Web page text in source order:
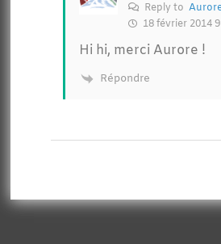
Reply to
18 février 2014
Hi hi, merci Aurore !
Répondre